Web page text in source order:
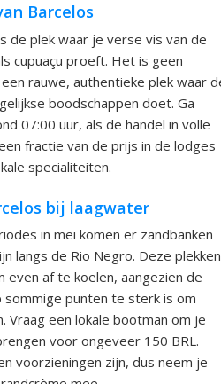
Barcelos
de plek waar je verse vis van de
cupuaçu proeft. Het is geen
rauwe, authentieke plek waar
boodschappen doet. Ga
07:00 uur, als de handel in volle
fractie van de prijs in de lodges
specialiteiten.
bij laagwater
in mei komen er zandbanken
langs de Rio Negro. Deze plekken
even af te koelen, aangezien de
punten te sterk is om
Vraag een lokale bootman om je
voor ongeveer 150 BRL.
voorzieningen zijn, dus neem je